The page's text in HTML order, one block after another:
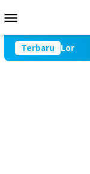
ke
Mobile
Terbaru
Bulu Lor